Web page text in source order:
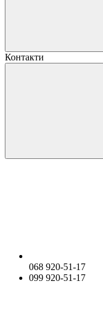
Контакти
068 920-51-17
099 920-51-17